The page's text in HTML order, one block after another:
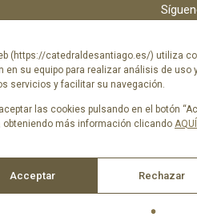
(https://catedraldesantiago.es/) utiliza
en su equipo para realizar análisis de uso
servicios y facilitar su navegación.
las cookies pulsando en el botón
obteniendo más información clicando AQUÍ
Acceptar Rechazar